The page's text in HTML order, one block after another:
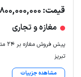
قیمت: 18,800,000,000 تومان
مغازه و تجاری
پیش فروش مغازه بر ۲۴ متری ستارخان
تبریز
مشاهده جزییات